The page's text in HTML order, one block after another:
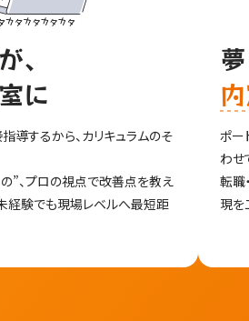
が、
に
導するから、カリキュラムのそ
”、プロの視点で改善点を教え
経験でも現場レベルへ最短距
ポー
わせ
転職
現を